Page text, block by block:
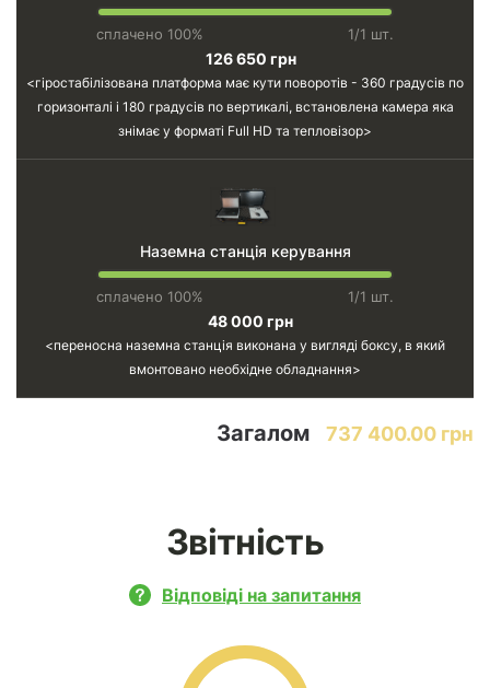
сплачено 100% 1/1 шт.
126 650 грн
гіростабілізована платформа має кути поворотів - 360 градусів по
горизонталі і 180 градусів по вертикалі, встановлена камера яка
знімає у форматі Full HD та тепловізор
Наземна станція керування
сплачено 100% 1/1 шт.
48 000 грн
переносна наземна станція виконана у вигляді боксу, в який
вмонтовано необхідне обладнання
Загалом 737 400.00 грн
Звітність
Відповіді на запитання